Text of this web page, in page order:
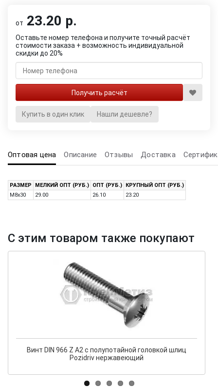
от 23.20 р.
Оставьте номер телефона и получите точный расчёт
стоимости заказа + возможность индивидуальной
скидки до 20%
Купить в один клик Нашли дешевле?
Оптовая цена Описание Отзывы Доставка
РАЗМЕР МЕЛКИЙ ОПТ (РУБ.) ОПТ (РУБ.)
КРУПНЫЙ ОПТ (РУБ.)
M8x30
29.00 26.10 23.20
С этим товаром также покупают
Винт DIN 966 Z A2 с полупотайной головкой шлиц
Pozidriv нержавеющий